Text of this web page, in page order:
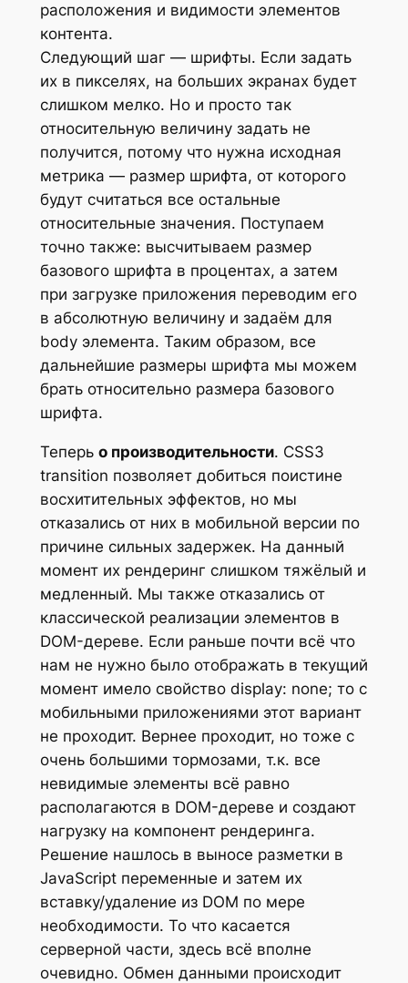
расположения и видимости элементов
контента.
Следующий шаг — шрифты. Если задать
их в пикселях, на больших экранах будет
слишком мелко. Но и просто так
относительную величину задать не
получится, потому что нужна исходная
метрика — размер шрифта, от которого
будут считаться все остальные
относительные значения. Поступаем
точно также: высчитываем размер
базового шрифта в процентах, а затем
при загрузке приложения переводим его
в абсолютную величину и задаём для
body элемента. Таким образом, все
дальнейшие размеры шрифта мы можем
брать относительно размера базового
шрифта.
Теперь о производительности. CSS3
transition позволяет добиться поистине
восхитительных эффектов, но мы
отказались от них в мобильной версии по
причине сильных задержек. На данный
момент их рендеринг слишком тяжёлый и
медленный. Мы также отказались от
классической реализации элементов в
DOM-дереве. Если раньше почти всё что
нам не нужно было отображать в текущий
момент имело свойство display: none; то с
мобильными приложениями этот вариант
не проходит. Вернее проходит, но тоже с
очень большими тормозами, т.к. все
невидимые элементы всё равно
располагаются в DOM-дереве и создают
нагрузку на компонент рендеринга.
Решение нашлось в выносе разметки в
JavaScript переменные и затем их
вставку/удаление из DOM по мере
необходимости. То что касается
серверной части, здесь всё вполне
очевидно. Обмен данными происходит